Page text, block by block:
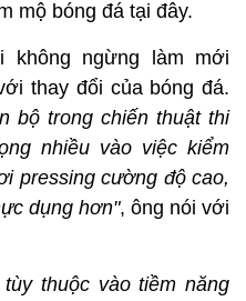
mộ bóng đá tại đây.
không ngừng làm mới
thay đổi của bóng đá.
bộ trong chiến thuật thi
nhiều vào việc kiểm
pressing cường độ cao,
dụng hơn", ông nói với
thuộc vào tiềm năng